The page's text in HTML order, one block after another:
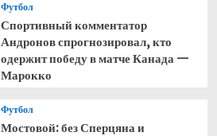
Футбол
Спортивный комментатор
Андронов спрогнозировал, кто
одержит победу в матче Канада —
Марокко
Футбол
Мостовой: без Сперцяна и